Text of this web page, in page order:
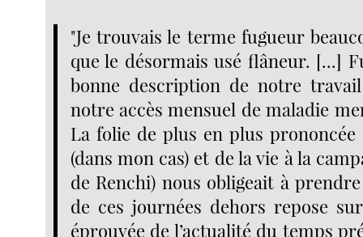
"Je trouvais le terme fugueur
que le désormais usé flâneur. [...]
bonne description de notre
notre accès mensuel de maladie
La folie de plus en plus
(dans mon cas) et de la vie à la
de Renchi) nous obligeait à
de ces journées dehors repose
éprouvée de l’actualité du temps